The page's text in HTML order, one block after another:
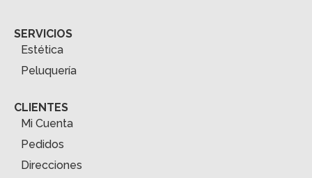
SERVICIOS
Estética
Peluquería
CLIENTES
Mi Cuenta
Pedidos
Direcciones